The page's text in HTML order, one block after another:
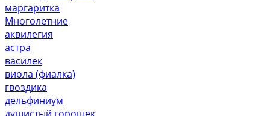
маргаритка
Многолетние
аквилегия
астра
василек
виола (фиалка)
гвоздика
дельфиниум